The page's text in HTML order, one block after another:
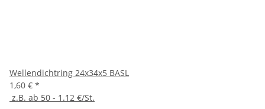
Wellendichtring 24x34x5 BASL
1,60 € *
z.B. ab 50 - 1.12 €/St.